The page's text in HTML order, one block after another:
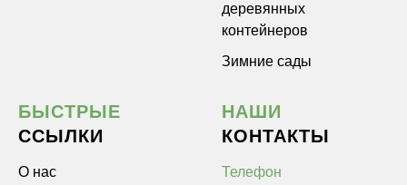
деревянных
контейнеров
Зимние сады
БЫСТРЫЕ
ССЫЛКИ
О нас
НАШИ
КОНТАКТЫ
Телефон